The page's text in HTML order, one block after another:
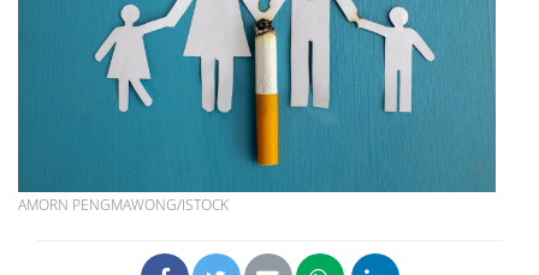
AMORN PENGMAWONG/ISTOCK